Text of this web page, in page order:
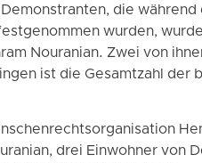
die
wurden,
Nouranian. Zwei von
ist die Gesamtzahl der
drei Einwohner von